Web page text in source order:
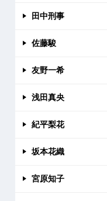
田中刑事
佐藤駿
友野一希
浅田真央
紀平梨花
坂本花織
宮原知子